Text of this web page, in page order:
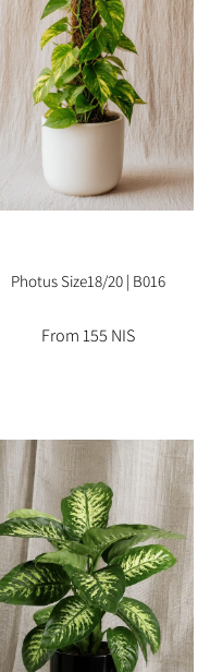
Photus Size18/20 | B016
From 155 NIS